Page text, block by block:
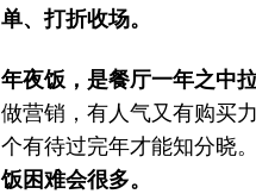
单、打折收场。
年夜饭，是餐厅一年之中
做营销，有人气又有购买
个有待过完年才能知分晓
饭困难会很多。